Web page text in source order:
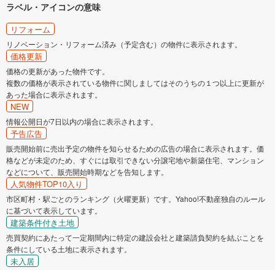
ラベル・アイコンの意味
リフォーム
リノベーション・リフォーム済み（予定含む）の物件に表示されます。
価格更新
価格の更新があった物件です。
複数の価格が表示されている物件に関しましてはそのうちの１つ以上に更新が
あった場合に表示されます。
NEW
情報公開日が7日以内の場合に表示されます。
予告広告
販売開始前に売出予定の物件を知らせるための広告の場合に表示されます。価
格などが未定のため、すぐには取引できない分譲宅地や新築住宅、マンション
などについて、販売開始時期などを告知します。
人気物件TOP10入り
市区町村・駅ごとのランキング（火曜更新）です。Yahoo!不動産独自のルール
に基づいて表示しています。
建築条件付き土地
売買契約にあたって一定期間内に特定の建設会社と建築請負契約を結ぶことを
条件にしている土地に表示されます。
未入居